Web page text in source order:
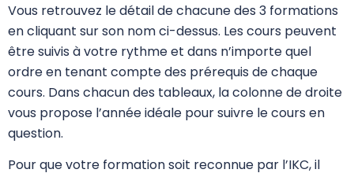
Vous retrouvez le détail de chacune des 3 formations
en cliquant sur son nom ci-dessus. Les cours peuvent
être suivis à votre rythme et dans n’importe quel
ordre en tenant compte des prérequis de chaque
cours. Dans chacun des tableaux, la colonne de droite
vous propose l’année idéale pour suivre le cours en
question.
Pour que votre formation soit reconnue par l’IKC, il